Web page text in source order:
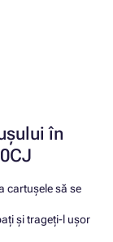
în
cartușele să se
și trageți-l ușor